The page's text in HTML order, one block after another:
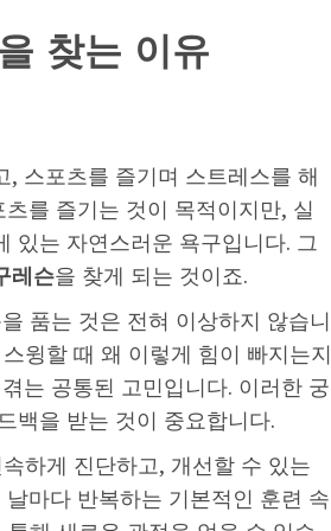
찾는 이유
스포츠를 즐기며 스트레스를 해
를 즐기는 것이 목적이지만, 실
있는 자연스러운 욕구입니다. 그
레슨을 찾게 되는 것이죠.
품는 것은 전혀 이상하지 않습니
윙할 때 왜 이렇게 힘이 빠지는지
는 공통된 고민입니다. 이러한 궁
백을 받는 것이 중요합니다.
하게 진단하고, 개선할 수 있는
마다 반복하는 기본적인 훈련 속